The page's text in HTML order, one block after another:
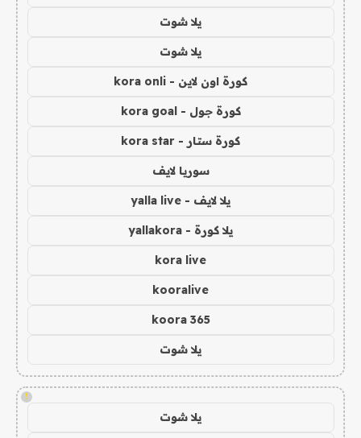
يلا شوت
يلا شوت
كورة اون لاين - kora onli
كورة جول - kora goal
كورة ستار - kora star
سوريا لايف
يلا لايف - yalla live
يلا كورة - yallakora
kora live
kooralive
koora 365
يلا شوت
!
يلا شوت